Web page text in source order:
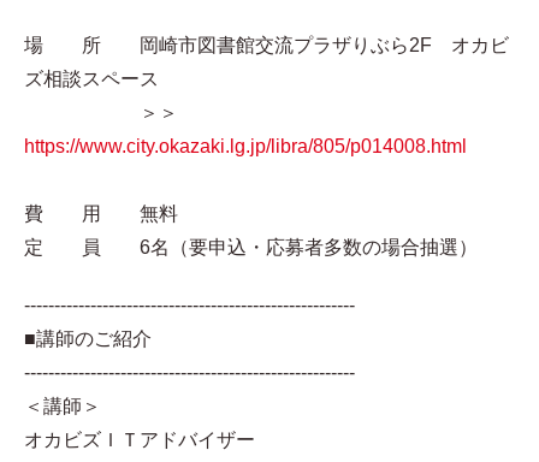
場 所 岡崎市図書館交流プラザりぶら2F オカビ
ズ相談スペース
＞＞
https://www.city.okazaki.lg.jp/libra/805/p014008.html
費 用 無料
定 員 6名（要申込・応募者多数の場合抽選）
-------------------------------------------------------
■講師のご紹介
-------------------------------------------------------
＜講師＞
オカビズＩＴアドバイザー